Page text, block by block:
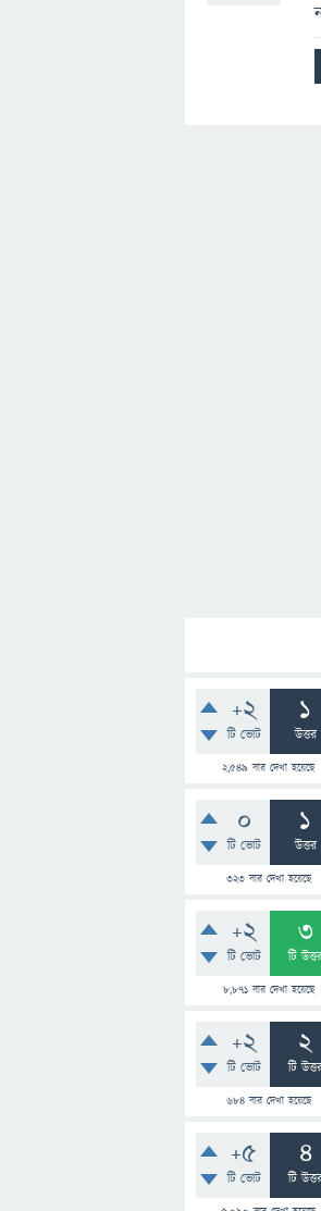
+2
টি ভোট
1
উত্তর
2,549 বার দেখা হয়েছে
0
টি ভোট
1
উত্তর
323বার দেখা হয়েছে
+2
টি ভোট
3
টি
8,871বার দেখা হয়েছে
+2
টি ভোট
2
টি
684বার দেখা হয়েছে
+5
টি ভোট
4
টি